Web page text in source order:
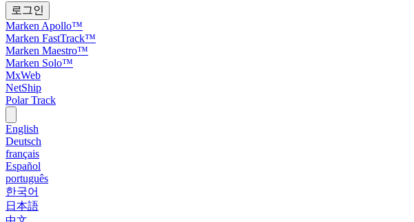
로그인
Marken Apollo™
Marken FastTrack™
Marken Maestro™
Marken Solo™
MxWeb
NetShip
Polar Track
English
Deutsch
français
Español
português
한국어
日本語